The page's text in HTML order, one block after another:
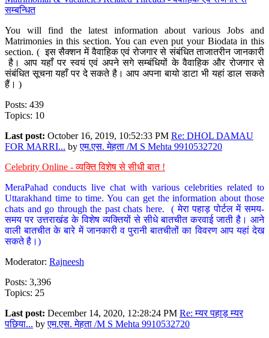
सम्बन्धित
You will find the latest information about various Jobs and
Matrimonies in this section. You can even put your Biodata in this
section. ( इस सैक्शन में वैवाहिक एवं रोजगार से संबंधित ताजातरीन जानकारी
है। आप यहाँ पर स्वयं एवं अपने सगे सम्बंधियों के वैवाहिक और रोजगार से
संबंधित सूचना यहाँ पर दे सकते है। आप अपना बायो डाटा भी यहां डाल सकते
हैं। )
Posts: 439
Topics: 10
Last post: October 16, 2019, 10:52:33 PM Re: DHOL DAMAU
FOR MARRI... byएम.एस. मेहता /M S Mehta 9910532720
Celebrity Online - व्यक्ति विशेष से सीधी बात !
MeraPahad conducts live chat with various celebrities related to
Uttarakhand time to time. You can get the information about those
chats and go through the past chats here. ( मेरा पहाड़ पोर्टल में समय-
समय पर उत्तराखंड के विशेष व्यक्तियों से सीधे बातचीत करवाई जाती है। आने
वाली बातचीत के बारे में जानकारी व पुरानी बातचीतों का विवरण आप यहां देख
सकते है।)
Moderator: Rajneesh
Posts: 3,396
Topics: 25
Last post: December 14, 2020, 12:28:24 PM Re: म्यर पहाड़ म्यर
पछिया... byएम.एस. मेहता /M S Mehta 9910532720